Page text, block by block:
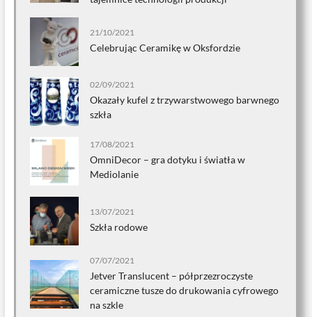
21/10/2021
Celebrując Ceramikę w Oksfordzie
02/09/2021
Okazały kufel z trzywarstwowego barwnego
szkła
17/08/2021
OmniDecor – gra dotyku i światła w
Mediolanie
13/07/2021
Szkła rodowe
07/07/2021
Jetver Translucent – półprzezroczyste
ceramiczne tusze do drukowania cyfrowego
na szkle